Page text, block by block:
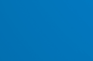
がおすすめな